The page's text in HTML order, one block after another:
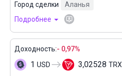
Город сделки
Аланья
Подробнее
Доходность:- 0,97%
1 USD 3,02528 TRX